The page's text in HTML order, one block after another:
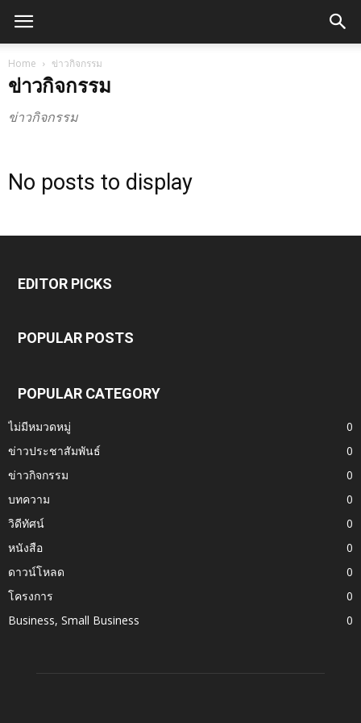
Home ข่าวกิจกรรม
ข่าวกิจกรรม
ข่าวกิจกรรม
No posts to display
EDITOR PICKS
POPULAR POSTS
POPULAR CATEGORY
ไม่มีหมวดหมู่
0
ข่าวประชาสัมพันธ์
0
ข่าวกิจกรรม
0
บทความ
0
วิดีทัศน์
0
หนังสือ
0
ดาวน์โหลด
0
โครงการ
0
Business, Small Business
0